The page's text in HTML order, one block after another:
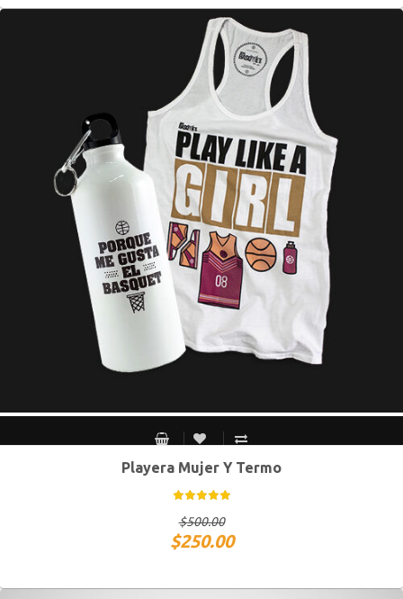
M MEX / S USA G MEX / M USA
Playera Mujer Y Termo
$500.00
$250.00